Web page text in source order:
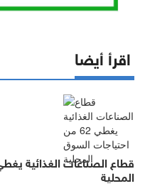
اقرأ أيضا
المحلية